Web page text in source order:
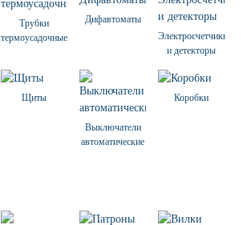
Трубки
термоусадочные
Дифавтоматы
Электросчетчики
и детекторы
Щиты
Выключатели
автоматические
Коробки